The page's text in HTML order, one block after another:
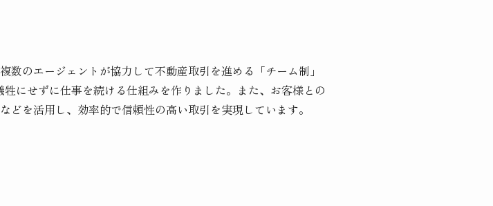
数のエージェントが協力して不動産取引を進める「チーム制」
にせずに仕事を続ける仕組みを作りました。また、お客様との
を活用し、効率的で信頼性の高い取引を実現しています。